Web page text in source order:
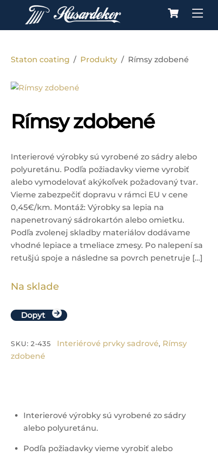
content
Cart
Staton coating / Produkty / Rímsy zdobené
Rímsy zdobené
Interierové výrobky sú vyrobené zo sádry alebo
polyuretánu. Podľa požiadavky vieme vyrobiť
alebo vymodelovať akýkoľvek požadovaný tvar.
Vieme zabezpečiť dopravu v rámci EU v cene
0,45€/km. Montáž: Výrobky sa lepia na
napenetrovaný sádrokartón alebo omietku.
Podľa zvolenej skladby materiálov dodávame
vhodné lepiace a tmeliace zmesy. Po nalepení sa
retušjú spoje a následne sa povrch penetruje […]
Na sklade
Dopyt
SKU:2-435 Interiérové prvky sadrové, Rímsy
zdobené
Interierové výrobky sú vyrobené zo sádry
alebo polyuretánu.
Podľa požiadavky vieme vyrobiť alebo